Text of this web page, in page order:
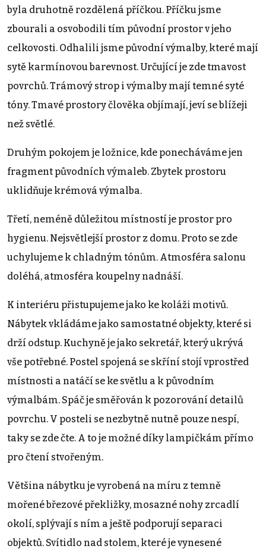
byla druhotně rozdělená příčkou. Příčku jsme
zbourali a osvobodili tím původní prostor v jeho
celkovosti. Odhalili jsme původní výmalby, které mají
sytě karmínovou barevnost. Určující je zde tmavost
povrchů. Trámový strop i výmalby mají temné syté
tóny. Tmavé prostory člověka objímají, jeví se blížeji
než světlé.
Druhým pokojem je ložnice, kde ponecháváme jen
fragment původních výmaleb. Zbytek prostoru
uklidňuje krémová výmalba.
Třetí, neméně důležitou místností je prostor pro
hygienu. Nejsvětlejší prostor z domu. Proto se zde
uchylujeme k chladným tónům. Atmosféra salonu
doléhá, atmosféra koupelny nadnáší.
K interiéru přistupujeme jako ke koláži motivů.
Nábytek vkládáme jako samostatné objekty, které si
drží odstup. Kuchyně je jako sekretář, který ukrývá
vše potřebné. Postel spojená se skříní stojí vprostřed
místnosti a natáčí se ke světlu a k původním
výmalbám. Spáč je směřován k pozorování detailů
povrchu. V posteli se nezbytně nutně pouze nespí,
taky se zde čte. A to je možné díky lampičkám přímo
pro čtení stvořeným.
Většina nábytku je vyrobená na míru z temně
mořené březové překližky, mosazné nohy zrcadlí
okolí, splývají s ním a ještě podporují separaci
objektů. Svítidlo nad stolem, které je vynesené